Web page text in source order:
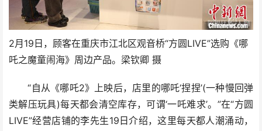
2月19日，顾客在重庆市江北区观音桥“方圆LIVE”选购《哪
吒之魔童闹海》周边产品。梁钦卿 摄
“自从《哪吒2》上映后，店里的哪吒‘捏捏’(一种慢回弹
类解压玩具)每天都会清空库存，可谓‘一吒难求’。”在“方圆
LIVE”经营店铺的李先生19日介绍，这里每天都人潮涌动，